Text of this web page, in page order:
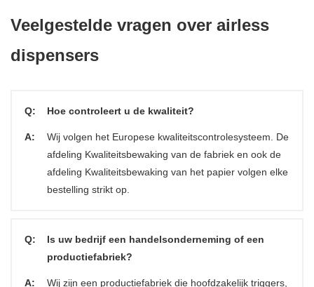
Veelgestelde vragen over airless
dispensers
Q: Hoe controleert u de kwaliteit?
A:
Wij volgen het Europese kwaliteitscontrolesysteem. De
afdeling Kwaliteitsbewaking van de fabriek en ook de
afdeling Kwaliteitsbewaking van het papier volgen elke
bestelling strikt op.
Q:
Is uw bedrijf een handelsonderneming of een
productiefabriek?
A:
Wij zijn een productiefabriek die hoofdzakelijk triggers,